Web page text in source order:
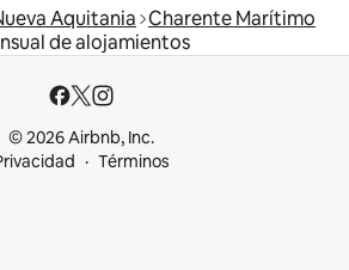
Aquitania Charente Marítimo
de alojamientos
© 2026 Airbnb, Inc.
Términos